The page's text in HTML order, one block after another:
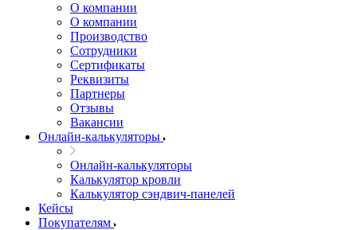
О компании
О компании
Производство
Сотрудники
Сертификаты
Реквизиты
Партнеры
Отзывы
Вакансии
Онлайн-калькуляторы
Онлайн-калькуляторы
Калькулятор кровли
Калькулятор сэндвич-панелей
Кейсы
Покупателям